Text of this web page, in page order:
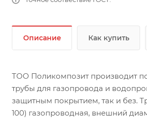
Описание Как купить
ТОО Поликомпозит производит
трубы для газопровода и
защитным покрытием, так и без.
100) газопроводная, внешний